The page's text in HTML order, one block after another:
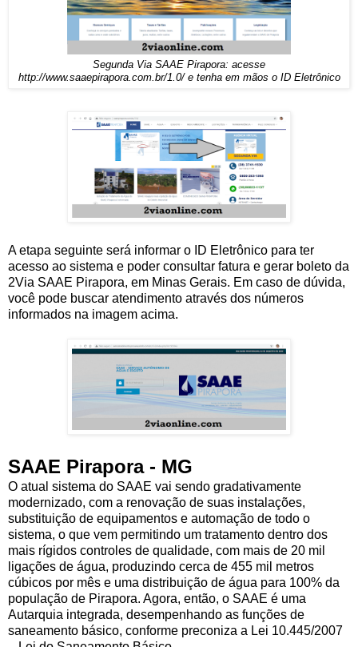
Segunda Via SAAE Pirapora: acesse
http://www.saaepirapora.com.br/1.0/ e tenha em mãos o ID Eletrônico
A etapa seguinte será informar o ID Eletrônico para ter
acesso ao sistema e poder consultar fatura e gerar boleto da
2Via SAAE Pirapora, em Minas Gerais. Em caso de dúvida,
você pode buscar atendimento através dos números
informados na imagem acima.
SAAE Pirapora - MG
O atual sistema do SAAE vai sendo gradativamente
modernizado, com a renovação de suas instalações,
substituição de equipamentos e automação de todo o
sistema, o que vem permitindo um tratamento dentro dos
mais rígidos controles de qualidade, com mais de 20 mil
ligações de água, produzindo cerca de 455 mil metros
cúbicos por mês e uma distribuição de água para 100% da
população de Pirapora. Agora, então, o SAAE é uma
Autarquia integrada, desempenhando as funções de
saneamento básico, conforme preconiza a Lei 10.445/2007